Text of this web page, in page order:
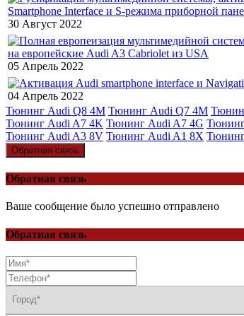
Smartphone Interface и S-режима приборной
30 Август 2022
на европейские Audi A3 Cabriolet из USA
05 Апрель 2022
04 Апрель 2022
Тюнинг Audi Q8 4M Тюнинг Audi Q7 4M
Тюнинг Audi A7 4K Тюнинг Audi A7 4G
Тюнинг Audi A3 8V Тюнинг Audi A1 8X
Обратная связь
Обратная связь
Ваше сообщение было успешно отправлено
Обратная связь